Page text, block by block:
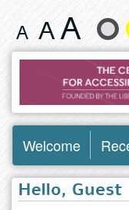
Change
text
and
color
Welcome
Hello, Guest